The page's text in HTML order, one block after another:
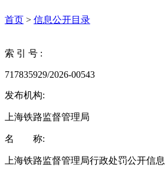
首页 > 信息公开目录
索 引 号 :
717835929/2026-00543
发布机构:
上海铁路监督管理局
名 称:
上海铁路监督管理局行政处罚公开信息